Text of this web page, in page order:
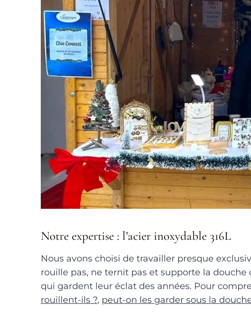
Notre expertise : l’acier inoxydable 316L
Nous avons choisi de travailler presque
rouille pas, ne ternit pas et supporte la
qui gardent leur éclat des années. Pour
rouillent-ils ?, peut-on les garder sous la